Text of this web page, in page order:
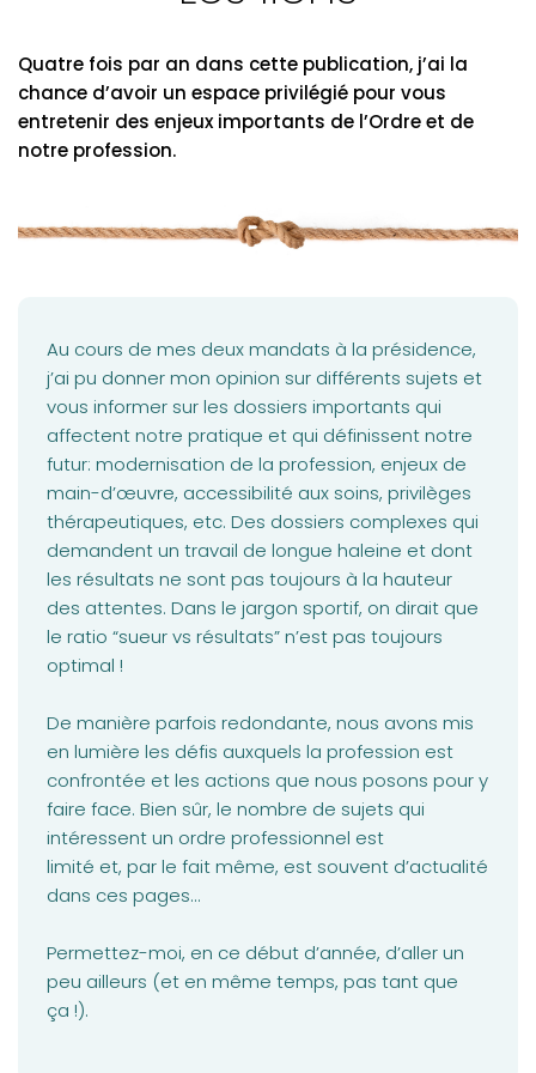
Quatre fois par an dans cette publication, j’ai la
chance d’avoir un espace privilégié pour vous
entretenir des enjeux importants de l’Ordre et de
notre profession.
Au cours de mes deux mandats à la présidence,
j’ai pu donner mon opinion sur différents sujets et
vous informer sur les dossiers importants qui
affectent notre pratique et qui définissent notre
futur: modernisation de la profession, enjeux de
main-d’œuvre, accessibilité aux soins, privilèges
thérapeutiques, etc. Des dossiers complexes qui
demandent un travail de longue haleine et dont
les résultats ne sont pas toujours à la hauteur
des attentes. Dans le jargon sportif, on dirait que
le ratio “sueur vs résultats” n’est pas toujours
optimal !
De manière parfois redondante, nous avons mis
en lumière les défis auxquels la profession est
confrontée et les actions que nous posons pour y
faire face. Bien sûr, le nombre de sujets qui
intéressent un ordre professionnel est
limité et, par le fait même, est souvent d’actualité
dans ces pages...
Permettez-moi, en ce début d’année, d’aller un
peu ailleurs (et en même temps, pas tant que
ça !).